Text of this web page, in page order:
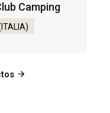
Camping